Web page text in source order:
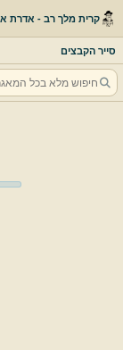
קרית מלך רב - אדרת
סייר הקבצים